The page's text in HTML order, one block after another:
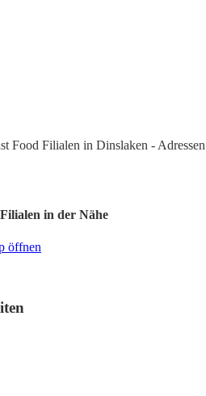
Food Filialen in Dinslaken - Adressen
in der Nähe
öffnen